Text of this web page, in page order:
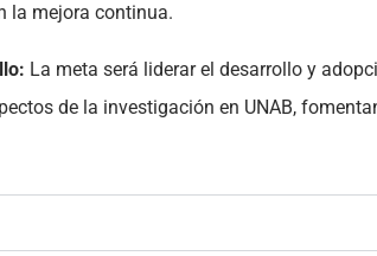
la mejora continua.
La meta será liderar el desarrollo y
de la investigación en UNAB,